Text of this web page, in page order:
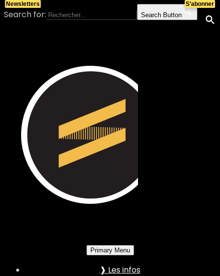
Search for: Search Button
Primary Menu
❱ Les infos
S’abonner
Newsletters